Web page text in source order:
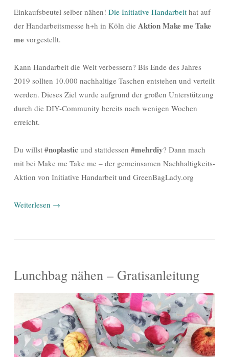
Einkaufsbeutel selber nähen! Die Initiative Handarbeit hat auf
der Handarbeitsmesse h+h in Köln die Aktion Make me Take
me vorgestellt.
Kann Handarbeit die Welt verbessern? Bis Ende des Jahres
2019 sollten 10.000 nachhaltige Taschen entstehen und verteilt
werden. Dieses Ziel wurde aufgrund der großen Unterstützung
durch die DIY-Community bereits nach wenigen Wochen
erreicht.
Du willst #noplastic und stattdessen #mehrdiy? Dann mach
mit bei Make me Take me – der gemeinsamen Nachhaltigkeits-
Aktion von Initiative Handarbeit und GreenBagLady.org
Weiterlesen →
Lunchbag nähen – Gratisanleitung